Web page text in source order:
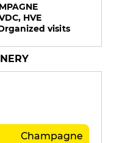
HVE
visits
Champagne